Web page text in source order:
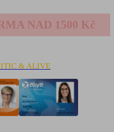
NAD 1500 Kč
& ALIVE